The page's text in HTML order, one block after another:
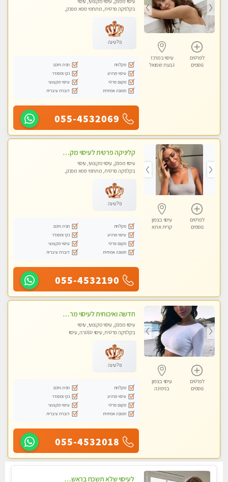
לפרטים
נוספים
עיסוי במרכז
גבעת שמואל
עיסוי מפנק, עיסוי מקצועי, עיסוי
בקלניקה פרטית, מתחמי ספא מפנק,
לנשים בלבד
פלטינה
מקלחת
חניה חינם
עיסוי מרגיע
נקי ומסודר
מקום פרטי
עיסוי מקצועי
תמונה אמיתית
דוברת עיברית
055-4532069
לפרטים
נוספים
עיסוי בצפון
קרית אתא
קליניקה פרטית לעיסוי מקצועי ואלטרנטיבי ברמה גבוהה VIP תתקשר ..... highly recommended..new in the city
עיסוי מפנק, עיסוי מקצועי, עיסוי
בקלניקה פרטית, מתחמי ספא מפנק,
טנטרה, עיסוי מגבר לגבר, עיסוי מגבר
לאישה
פלטינה
מקלחת
חניה חינם
עיסוי מרגיע
נקי ומסודר
מקום פרטי
עיסוי מקצועי
תמונה אמיתית
דוברת עיברית
055-4532190
לפרטים
נוספים
עיסוי בצפון
בנימינה
חדשה ואיכותית לעיסוי מרגיע ומפנק VIP-מומלץ לחלוטין! פרטי! ​​​​​​ Highly recommended
עיסוי מפנק, עיסוי מקצועי, עיסוי
בקלניקה פרטית, עיסוי טנטרה, עיסוי
פלטינה
מקלחת
חניה חינם
עיסוי מרגיע
נקי ומסודר
מקום פרטי
עיסוי מקצועי
תמונה אמיתית
דוברת עיברית
055-4532018
לעיסוי שלא תשכח בראשון לציון